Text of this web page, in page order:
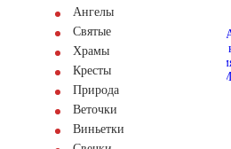
Ангелы
Святые
Храмы
Кресты
Природа
Веточки
Виньетки